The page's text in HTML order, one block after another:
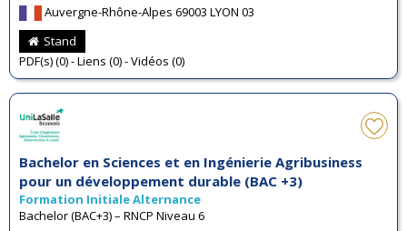
Auvergne-Rhône-Alpes 69003 LYON 03
Stand
PDF(s) (0) - Liens (0) - Vidéos (0)
Bachelor en Sciences et en Ingénierie Agribusiness
pour un développement durable (BAC +3)
Formation Initiale Alternance
Bachelor (BAC+3) – RNCP Niveau 6